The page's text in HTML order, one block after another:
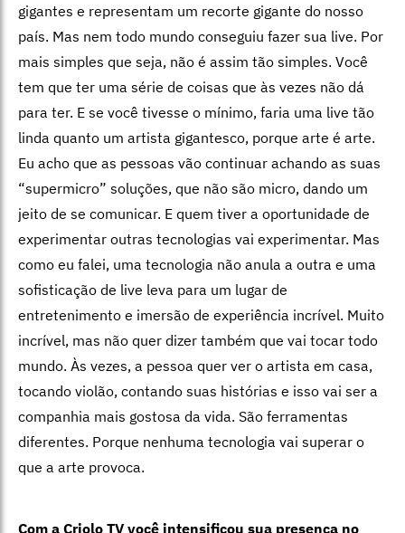
gigantes e representam um recorte gigante do nosso
país. Mas nem todo mundo conseguiu fazer sua live. Por
mais simples que seja, não é assim tão simples. Você
tem que ter uma série de coisas que às vezes não dá
para ter. E se você tivesse o mínimo, faria uma live tão
linda quanto um artista gigantesco, porque arte é arte.
Eu acho que as pessoas vão continuar achando as suas
“supermicro” soluções, que não são micro, dando um
jeito de se comunicar. E quem tiver a oportunidade de
experimentar outras tecnologias vai experimentar. Mas
como eu falei, uma tecnologia não anula a outra e uma
sofisticação de live leva para um lugar de
entretenimento e imersão de experiência incrível. Muito
incrível, mas não quer dizer também que vai tocar todo
mundo. Às vezes, a pessoa quer ver o artista em casa,
tocando violão, contando suas histórias e isso vai ser a
companhia mais gostosa da vida. São ferramentas
diferentes. Porque nenhuma tecnologia vai superar o
que a arte provoca.
Com a Criolo TV você intensificou sua presença no